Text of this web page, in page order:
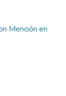
Mención en